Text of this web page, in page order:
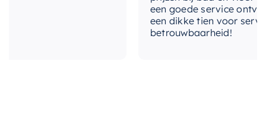
voor een georganiseerde,
stijlvolle en functionele badkamer.
een goede service
een dikke tien voor
betrouwbaarheid!